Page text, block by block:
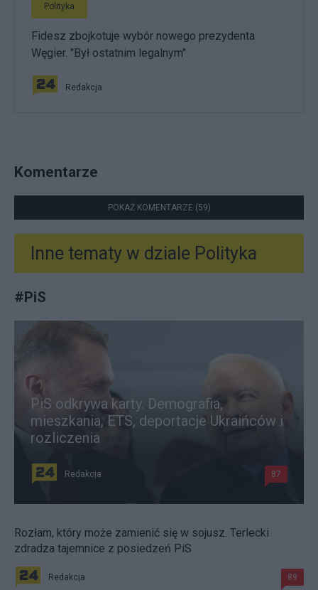
Polityka
Fidesz zbojkotuje wybór nowego prezydenta
Węgier. "Był ostatnim legalnym"
Redakcja
Komentarze
POKAŻ KOMENTARZE (59)
Inne tematy w dziale Polityka
#PiS
PiS odkrywa karty. Demografia,
mieszkania, ETS, deportacje Ukraińców i
rozliczenia
Redakcja 87
Rozłam, który może zamienić się w sojusz. Terlecki
zdradza tajemnice z posiedzeń PiS
Redakcja 89